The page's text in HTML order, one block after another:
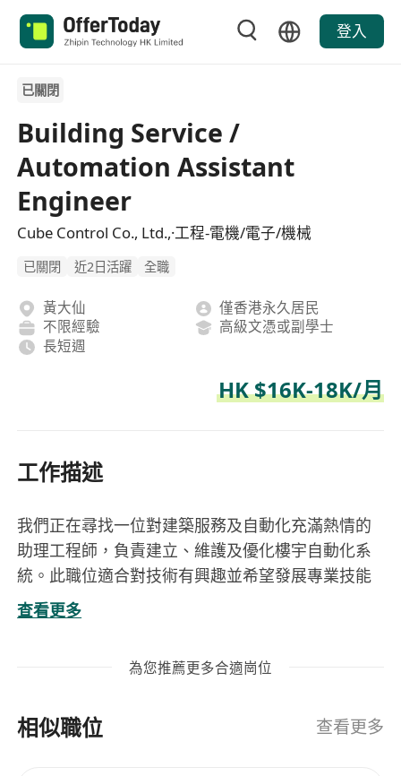
登入
已關閉
Building Service /
Automation Assistant
Engineer
Cube Control Co., Ltd.,·工程-電機/電子/機械
已關閉 近2日活躍 全職
黃大仙
僅香港永久居民
不限經驗
高級文憑或副學士
長短週
HK $16K-18K/月
工作描述
我們正在尋找一位對建築服務及自動化充滿熱情的
助理工程師，負責建立、維護及優化樓宇自動化系
統。此職位適合對技術有興趣並希望發展專業技能
的人士，並提供培訓以支持其職業成長。
崗位目標
3. 與客戶、顧問及分判商保持良好溝通，確保項目
查看更多
為您推薦更多合適崗位
相似職位 查看更多